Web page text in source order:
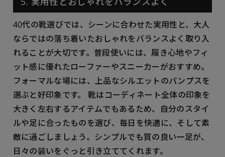
40代の靴選びでは、シーンに合わせた実用性と、大人
ならではの落ち着いたおしゃれをバランスよく取り入
れることが大切です。普段使いには、履き心地やフィ
ット感に優れたローファーやスニーカーがおすすめ。
フォーマルな場には、上品なシルエットのパンプスを
選ぶと好印象です。 靴はコーディネート全体の印象を
大きく左右するアイテムでもあるため、自分のスタイ
ルや足に合ったものを選び、毎日を快適に、そして素
敵に過ごしましょう。シンプルでも質の良い一足が、
日々の装いをぐっと引き立ててくれます。